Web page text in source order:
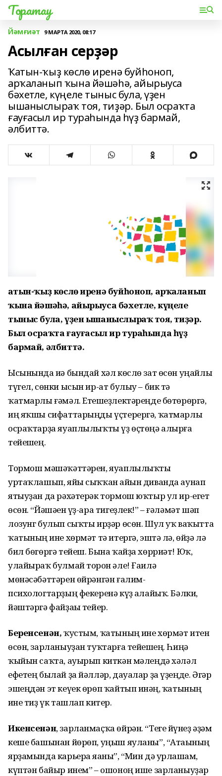
Торатау
Йәмғиәт 9 МАРТА 2020, 08:17
Асылған серҙәр
Ҡатын-ҡыҙ көслө иренә буйһоноп,
арҡаланып ҡына йәшәһә, айырыуса
бәхетле, күңеле тыныс була, үҙен
ышаныслыраҡ тоя, тиҙәр. Был осраҡта
ғауғасыл ир тураһында һүҙ бармай,
әлбиттә.
Ҡатын-ҡыҙ көслө иренә буйһоноп, арҡаланып
ҡына йәшәһә, айырыуса бәхетле, күңеле
тыныс була, үҙен ышаныслыраҡ тоя, тиҙәр.
Был осраҡта ғауғасыл ир тураһында һүҙ
бармай, әлбиттә.
Ысынында иһә бындай хәл көслө зат өсөн уңайлы
түгел, сөнки ысын ир-ат булыу – бик тә
ҡатмарлы ғәмәл. Етешһеҙлектәреңде бөтөрөргә,
иң яҡшы сифаттарыңды үҫтерергә, ҡатмарлы
осраҡтарҙа яуаплылыҡты үҙ өҫтөңә алырға
тейешһең.
Тормош мәшәҡәттәрен, яуаплылыҡты
уртаҡлашып, яйы сыҡҡан һайын диванда аунап
ятыуҙан да рәхәтерәк тормош юҡтыр ул ир-егет
өсөн. “Йәшәһен үҙ-ара тигеҙлек!” – ғәләмәт шәп
лозунг булып сыҡты ирҙәр өсөн. Шул уҡ ваҡытта
ҡатының һине хөрмәт тә итергә, эштә лә, өйҙә лә
бил бөгөргә тейеш. Бына ҡайҙа хөрриәт! Юҡ,
улайыраҡ булмай торһон әле! Ғаилә
мөнәсәбәттәрен өйрәнгән ғалим-
психологтарҙың фекеренә күҙ һалайыҡ. Бәлки,
йәштәргә файҙаһы тейер.
Беренсенән,ҡустым, ҡатының һине хөрмәт итһен
өсөн, зарланыуҙан туҡтарға тейешһең. Һиңә
ҡыйын саҡта, ауырып киткән мәлеңдә хәләл
ефетең былай ҙа йәлләр, дауалар ҙа үҙеңде. Әгәр
эшеңдән эт кеүек өрөп ҡайтып инһәң, ҡатының
һине тиҙ үк ташлап китер.
Икенсенән, зарланмаҫҡа өйрән. “Теге йүнһеҙ әҙәм
кеше башынан йөрөп, уңыш яуланы”, “Атаһының
ярҙамында карьера яһаны”, “Мин дә урлашһам,
күптән байыр инем” – ошоноң ише зарланыуҙар